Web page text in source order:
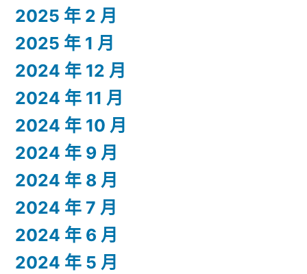
2025 年 2 月
2025 年 1 月
2024 年 12 月
2024 年 11 月
2024 年 10 月
2024 年 9 月
2024 年 8 月
2024 年 7 月
2024 年 6 月
2024 年 5 月